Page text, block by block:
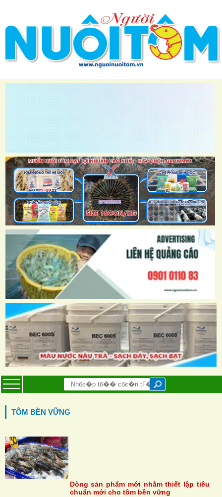
TÔM BỀN VỮNG
Dòng sản phẩm mới nhằm thiết lập tiêu
chuẩn mới cho tôm bền vững